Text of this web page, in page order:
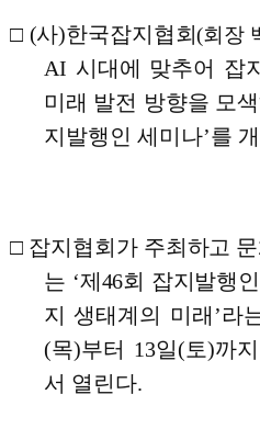
□ (사)한국잡지협회(회장
AI 시대에 맞추어 잡
미래 발전 방향을 모
지발행인 세미나’를
□ 잡지협회가 주최하고
는 ‘제 46회 잡지발행
지 생태계의 미래 ’라
(목)부터 13일(토)까
서 열린다.